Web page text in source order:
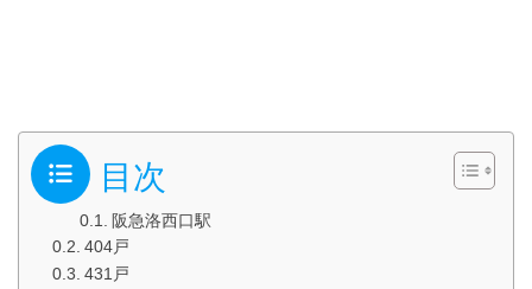
目次
阪急洛西口駅
404戸
431戸